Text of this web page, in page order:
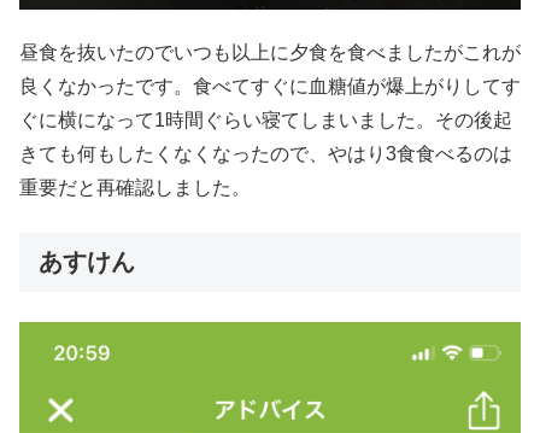
昼食を抜いたのでいつも以上に夕食を食べましたがこれが
良くなかったです。食べてすぐに血糖値が爆上がりしてす
ぐに横になって1時間ぐらい寝てしまいました。その後起
きても何もしたくなくなったので、やはり3食食べるのは
重要だと再確認しました。
あすけん